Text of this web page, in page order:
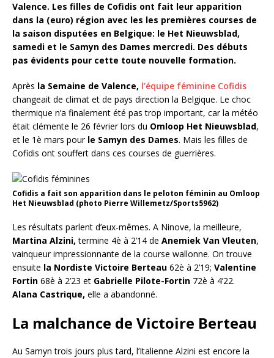
Valence. Les filles de Cofidis ont fait leur apparition
dans la (euro) région avec les les premières courses de
la saison disputées en Belgique: le Het Nieuwsblad,
samedi et le Samyn des Dames mercredi. Des débuts
pas évidents pour cette toute nouvelle formation.
Après la Semaine de Valence, l’équipe féminine Cofidis
changeait de climat et de pays direction la Belgique. Le choc
thermique n’a finalement été pas trop important, car la météo
était clémente le 26 février lors du Omloop Het Nieuwsblad,
et le 1è mars pour le Samyn des Dames. Mais les filles de
Cofidis ont souffert dans ces courses de guerrières.
Cofidis a fait son apparition dans le peloton féminin au Omloop
Het Nieuwsblad (photo Pierre Willemetz/Sports5962)
Les résultats parlent d’eux-mêmes. A Ninove, la meilleure,
Martina Alzini, termine 4è à 2’14 de Anemiek Van Vleuten,
vainqueur impressionnante de la course wallonne. On trouve
ensuite la Nordiste Victoire Berteau 62è à 2’19; Valentine
Fortin 68è à 2’23 et Gabrielle Pilote-Fortin 72è à 4’22.
Alana Castrique, elle a abandonné.
La malchance de Victoire Berteau
Au Samyn trois jours plus tard, l’Italienne Alzini est encore la